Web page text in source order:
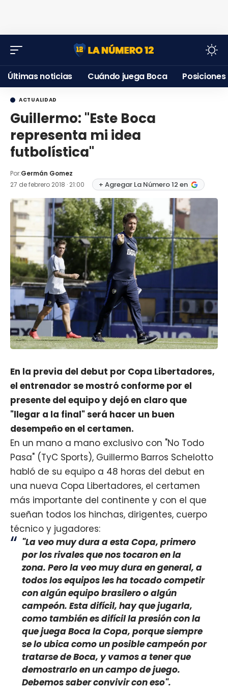
Últimas noticias Cuándo juega Boca Posiciones
ACTUALIDAD
Guillermo: "Este Boca
representa mi idea
futbolística"
Por:Germán Gomez
27 de febrero 2018 · 21:00
+ Agregar La Número 12 en
En la previa del debut por Copa Libertadores,
el entrenador se mostró conforme por el
presente del equipo y dejó en claro que
"llegar a la final" será hacer un buen
desempeño en el certamen.
En un mano a mano exclusivo con "No Todo
Pasa" (TyC Sports), Guillermo Barros Schelotto
habló de su equipo a 48 horas del debut en
una nueva Copa Libertadores, el certamen
más importante del continente y con el que
sueñan todos los hinchas, dirigentes, cuerpo
técnico y jugadores:
"La veo muy dura a esta Copa, primero
por los rivales que nos tocaron en la
zona. Pero la veo muy dura en general, a
todos los equipos les ha tocado competir
con algún equipo brasilero o algún
campeón. Esta difícil, hay que jugarla,
como también es difícil la presión con la
que juega Boca la Copa, porque siempre
se lo ubica como un posible campeón por
tratarse de Boca, y vamos a tener que
demostrarlo en un campo de juego.
Debemos saber convivir con eso".